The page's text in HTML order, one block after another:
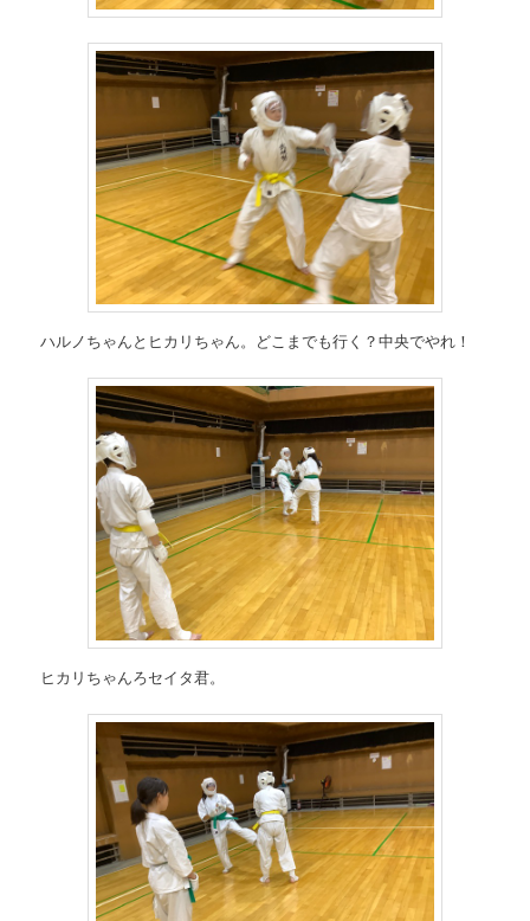
ハルノちゃんとヒカリちゃん。どこまでも行く？中央でやれ！
ヒカリちゃんろセイタ君。